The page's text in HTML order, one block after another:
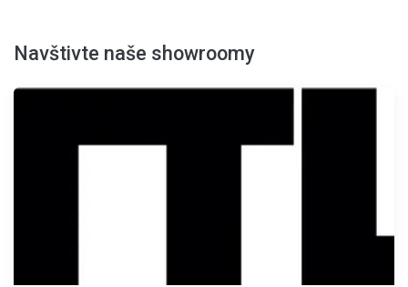
Navštivte naše showroomy